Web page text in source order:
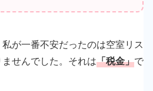
が一番不安だったのは空室リス
せんでした。それは「税金」で